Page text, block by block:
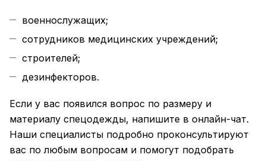
военнослужащих;
сотрудников медицинских учреждений;
строителей;
дезинфекторов.
Если у вас появился вопрос по размеру и
материалу спецодежды, напишите в онлайн-чат.
Наши специалисты подробно проконсультируют
вас по любым вопросам и помогут подобрать